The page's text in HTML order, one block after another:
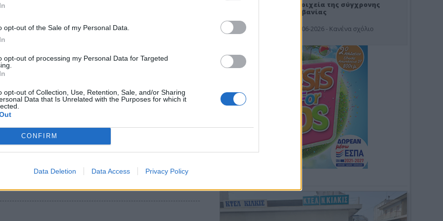
opt-out of the Sale of my Personal Data.
opt-out of processing my Personal Data for Targeted
opt-out of Collection, Use, Retention, Sale, and/or Sharing
Data that Is Unrelated with the Purposes for which it
CONFIRM
Data Deletion Data Access Privacy Policy
ελεύθερης αγοράς και του ληστρικού καπιταλισμού
μετά τη νέα μείωση των τιμών που προσεγγίζουν ήδη τα
επίπεδα των 35 λεπτών, (107 δρχ) όταν το 1995 η τιμή για ένα
σε 100 δρχ. περίπου.
αναδιάρθρωσης αμπελώνων
τις προϋποθέσεις και τις προθεσμίες ένταξης ως προς την
Αναδιάρθρωσης & Μετατροπής Αμπελώνων περιόδου
Στοιχεία της σύγχρονης
Αλβανίας
19-06-2026 - Κανένα σχόλιο